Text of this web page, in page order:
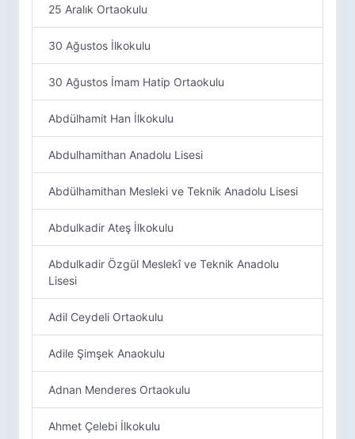
25 Aralık Ortaokulu
30 Ağustos İlkokulu
30 Ağustos İmam Hatip Ortaokulu
Abdülhamit Han İlkokulu
Abdulhamithan Anadolu Lisesi
Abdülhamithan Mesleki ve Teknik Anadolu Lisesi
Abdulkadir Ateş İlkokulu
Abdulkadir Özgül Meslekî ve Teknik Anadolu
Lisesi
Adil Ceydeli Ortaokulu
Adile Şimşek Anaokulu
Adnan Menderes Ortaokulu
Ahmet Çelebi İlkokulu